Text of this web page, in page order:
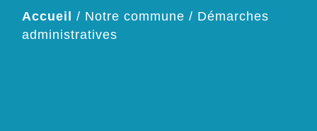
Accueil / Notre commune / Démarches
administratives